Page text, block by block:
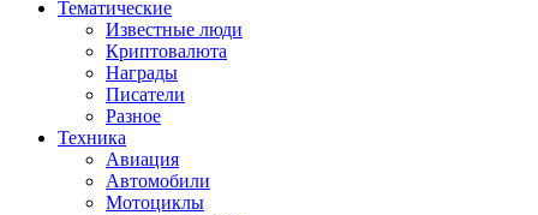
Тематические
Известные люди
Криптовалюта
Награды
Писатели
Разное
Техника
Авиация
Автомобили
Мотоциклы